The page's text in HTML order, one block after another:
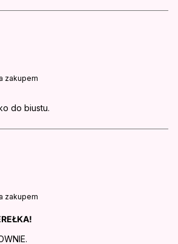
zakupem
do biustu.
zakupem